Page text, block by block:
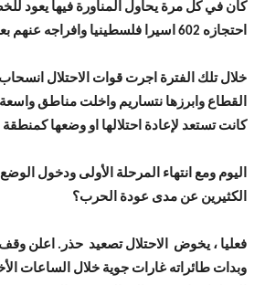
كان في كل مرة يحاول المناورة فيها يعود
احتجازه 602 اسيرا فلسطينيا وافراجه عنهم بعد أيام من الموعد.
خلال تلك الفترة اجرت قوات الاحتلال
القطاع وابرزها نتساريم واخلت مناطق
كانت تستعد لإعادة احتلالها او وضعها
اليوم ومع انتهاء المرحلة الأولى ودخول
الكثيرين عن مدى عودة الحرب؟
فعليا ، يخوض الاحتلال تصعيد حذر. اعلن
وبدات طائراته غارات جوية خلال الساعات